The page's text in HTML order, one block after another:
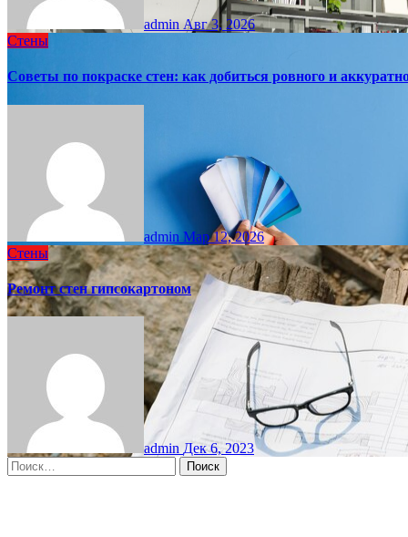
admin Авг 3, 2026
Стены
Советы по покраске стен: как добиться ровного и
admin Мар 12, 2026
Стены
Ремонт стен гипсокартоном
admin Дек 6, 2023
Найти: